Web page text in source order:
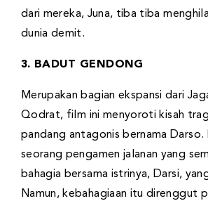
dari mereka, Juna, tiba tiba
dunia demit.
3. BADUT GENDONG
Merupakan bagian ekspansi dari
Qodrat, film ini menyoroti kisah
pandang antagonis bernama Darso.
seorang pengamen jalanan yang
bahagia bersama istrinya, Darsi,
Namun, kebahagiaan itu direnggut